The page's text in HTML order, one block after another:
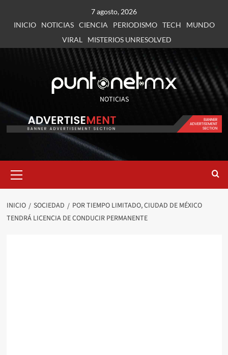
7 agosto, 2026
INICIO
NOTICIAS CIENCIA PERIODISMO TECH
MUNDO
VIRAL
MISTERIOS UNRESOLVED
NOTICIAS
INICIO SOCIEDAD
POR TIEMPO LIMITADO, CIUDAD DE MÉXICO
TENDRÁ LICENCIA DE CONDUCIR PERMANENTE